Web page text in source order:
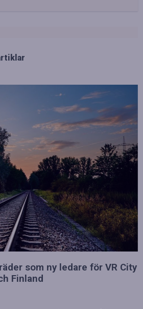
som ny ledare för VR City
Finland